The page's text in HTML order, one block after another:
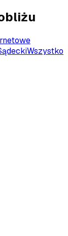
Wszystko